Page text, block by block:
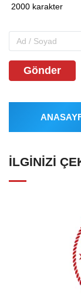
Gönder
İLGINIZI